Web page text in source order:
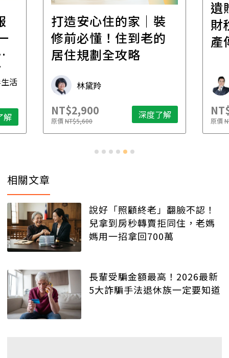
活
解
打造安心住的家｜裝
修前必懂！住到老的
居住規劃全攻略
林黛羚
NT$2,900
原價NT$5,600 深度了解
遺
財
產
原價
相關文章
說好「照顧終老」翻臉不認！
兒拿到房秒轉賣拒同住，老媽
媽用一招拿回700萬
長輩受騙金額最高！2026最新
5大詐騙手法退休族一定要知道